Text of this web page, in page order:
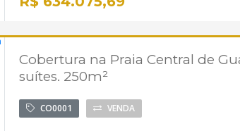
Cobertura na Praia Central de
suítes. 250m²
CO0001 VENDA